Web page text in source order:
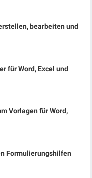
bearbeiten und
für Word, Excel und
Vorlagen für Word,
Formulierungshilfen